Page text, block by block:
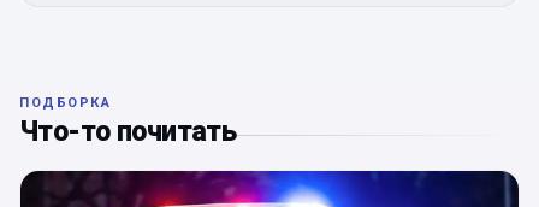
ПОДБОРКА
Что-то почитать